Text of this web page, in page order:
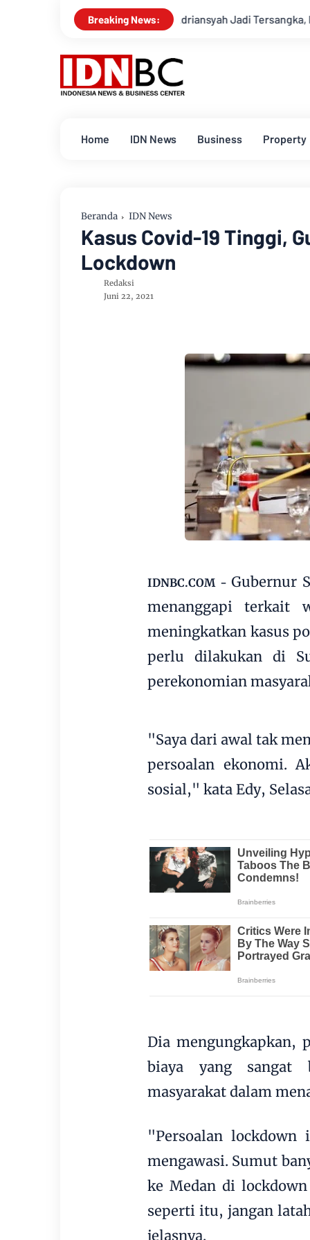
Breaking News:
Febrie Adriansyah Jadi Tersangka, Ini Kasusnya
Home IDN News Business Property
Beranda IDN News
Kasus Covid-19 Tinggi,
Lockdown
Redaksi
Juni 22, 2021
IDNBC.COM -Gubernur
menanggapi terkait
meningkatkan kasus
perlu dilakukan di
perekonomian
"Saya dari awal tak
persoalan ekonomi.
sosial," kata Edy,
Dia mengungkapkan,
biaya yang sangat
masyarakat dalam
"Persoalan
mengawasi. Sumut
ke Medan di
seperti itu, jangan
jelasnya.